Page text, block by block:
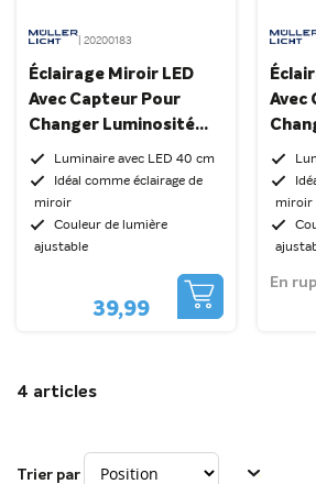
| 20200183
Éclairage Miroir LED
Avec Capteur Pour
Changer Luminosité
40cm Lotis 7,5W
Aluminium IP44
Luminaire avec LED 40 cm
Idéal comme éclairage de
miroir
Couleur de lumière
ajustable
39,99
Avec
miroir
En
4 articles
Trier par